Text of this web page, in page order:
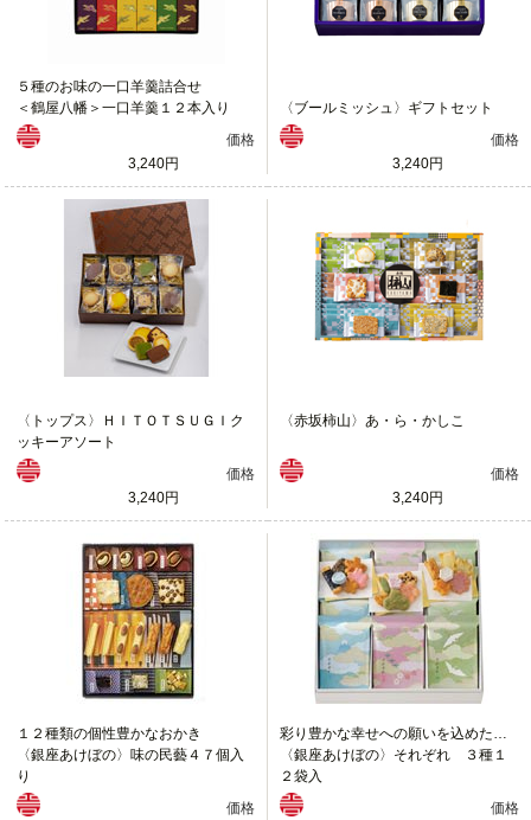
５種のお味の一口羊羹詰合せ
＜鶴屋八幡＞一口羊羹１２本入り
価格
3,240円
〈ブールミッシュ〉ギフトセット
価格
3,240円
〈トップス〉ＨＩＴＯＴＳＵＧＩク
ッキーアソート
価格
3,240円
〈赤坂柿山〉あ・ら・かしこ
価格
3,240円
１２種類の個性豊かなおかき
〈銀座あけぼの〉味の民藝４７個入
り
価格
彩り豊かな幸せへの願いを込めたおかき「それぞれ」
〈銀座あけぼの〉それぞれ ３種１
２袋入
価格